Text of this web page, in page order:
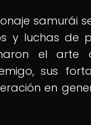
samurái
y luchas de
el
sus
en